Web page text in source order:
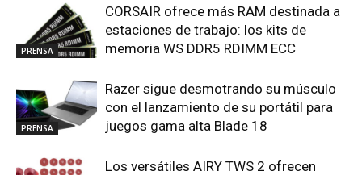
PRENSA
CORSAIR ofrece más RAM destinada a
estaciones de trabajo: los kits de
memoria WS DDR5 RDIMM ECC
PRENSA
Razer sigue desmotrando su músculo
con el lanzamiento de su portátil para
juegos gama alta Blade 18
Los versátiles AIRY TWS 2 ofrecen